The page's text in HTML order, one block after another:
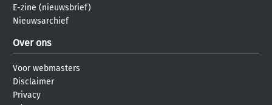
E-zine (nieuwsbrief)
Nieuwsarchief
Over ons
Voor webmasters
Disclaimer
Privacy